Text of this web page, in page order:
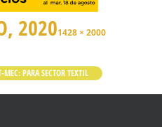
20201428 × 2000
PARA SECTOR TEXTIL